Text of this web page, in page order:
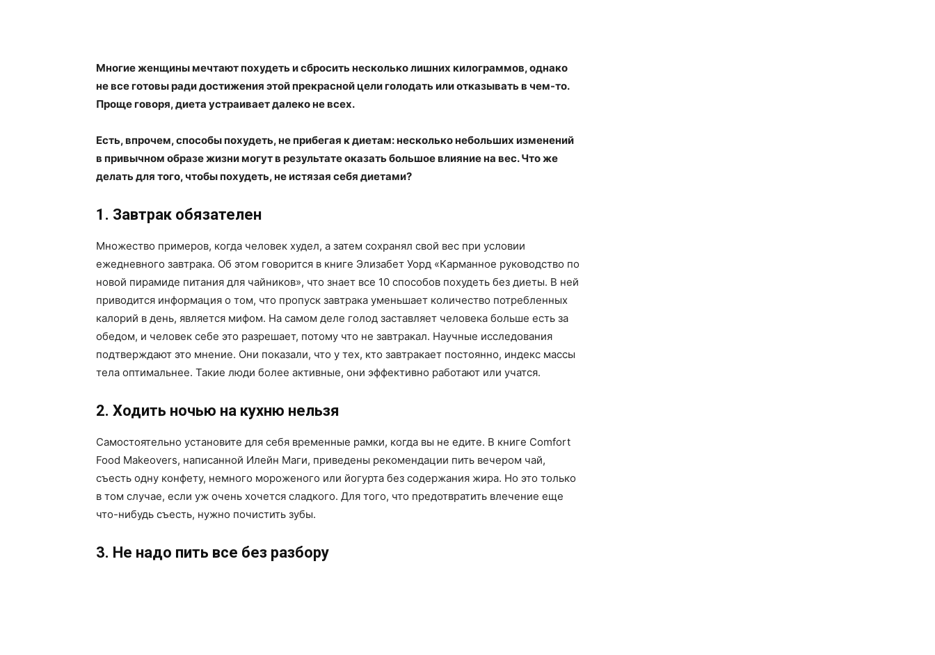
Многие женщины мечтают похудеть и сбросить несколько лишних килограммов, однако
не все готовы ради достижения этой прекрасной цели голодать или отказывать в чем-то.
Проще говоря, диета устраивает далеко не всех.
Есть, впрочем, способы похудеть, не прибегая к диетам: несколько небольших изменений
в привычном образе жизни могут в результате оказать большое влияние на вес. Что же
делать для того, чтобы похудеть, не истязая себя диетами?
1. Завтрак обязателен
Множество примеров, когда человек худел, а затем сохранял свой вес при условии
ежедневного завтрака. Об этом говорится в книге Элизабет Уорд «Карманное руководство по
новой пирамиде питания для чайников», что знает все 10 способов похудеть без диеты. В ней
приводится информация о том, что пропуск завтрака уменьшает количество потребленных
калорий в день, является мифом. На самом деле голод заставляет человека больше есть за
обедом, и человек себе это разрешает, потому что не завтракал. Научные исследования
подтверждают это мнение. Они показали, что у тех, кто завтракает постоянно, индекс массы
тела оптимальнее. Такие люди более активные, они эффективно работают или учатся.
2. Ходить ночью на кухню нельзя
Самостоятельно установите для себя временные рамки, когда вы не едите. В книге Comfort
Food Makeovers, написанной Илейн Маги, приведены рекомендации пить вечером чай,
съесть одну конфету, немного мороженого или йогурта без содержания жира. Но это только
в том случае, если уж очень хочется сладкого. Для того, что предотвратить влечение еще
что-нибудь съесть, нужно почистить зубы.
3. Не надо пить все без разбору